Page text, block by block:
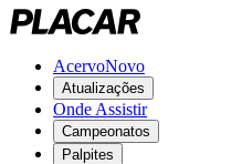
AcervoNovo
Atualizações
Onde Assistir
Campeonatos
Palpites